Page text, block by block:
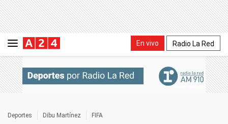
En vivo Radio La Red
Deportes Dibu Martínez FIFA